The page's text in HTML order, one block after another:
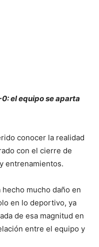
el equipo se aparta
conocer la realidad
con el cierre de
entrenamientos.
hecho mucho daño en
en lo deportivo, ya
de esa magnitud en
entre el equipo y